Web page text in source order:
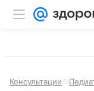
Консультации